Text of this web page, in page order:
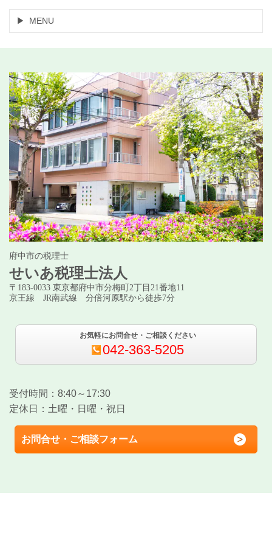
MENU
府中市の税理士
せいあ税理士法人
〒183-0033 東京都府中市分梅町2丁目21番地11
京王線 JR南武線 分倍河原駅から徒歩7分
お気軽にお問合せ・ご相談ください
042-363-5205
受付時間：8:40～17:30
定休日：土曜・日曜・祝日
お問合せ・ご相談フォーム